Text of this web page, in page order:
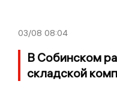
03/08 08:04
В Собинском
складской